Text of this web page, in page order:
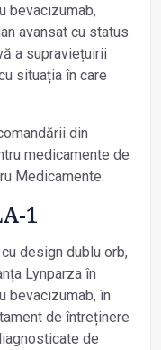
bevacizumab,
avansat cu status
a supraviețuirii
situația în care
din
medicamente de
Medicamente.
1
design dublu orb,
Lynparza în
bevacizumab, în
de întreținere
de